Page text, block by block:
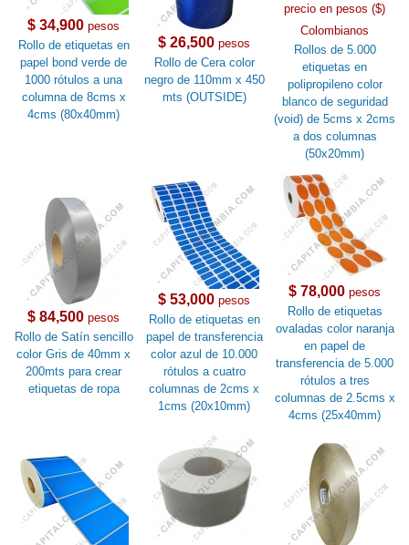
$ 34,900 pesos
Rollo de etiquetas en
papel bond verde de
1000 rótulos a una
columna de 8cms x
4cms (80x40mm)
$ 26,500 pesos
Rollo de Cera color
negro de 110mm x 450
mts (OUTSIDE)
precio en pesos ($)
Colombianos
Rollos de 5.000
etiquetas en
polipropileno color
blanco de seguridad
(void) de 5cms x 2cms
a dos columnas
(50x20mm)
$ 84,500 pesos
Rollo de Satín sencillo
color Gris de 40mm x
200mts para crear
etiquetas de ropa
$ 53,000 pesos
Rollo de etiquetas en
papel de transferencia
color azul de 10.000
rótulos a cuatro
columnas de 2cms x
1cms (20x10mm)
$ 78,000 pesos
Rollo de etiquetas
ovaladas color naranja
en papel de
transferencia de 5.000
rótulos a tres
columnas de 2.5cms x
4cms (25x40mm)